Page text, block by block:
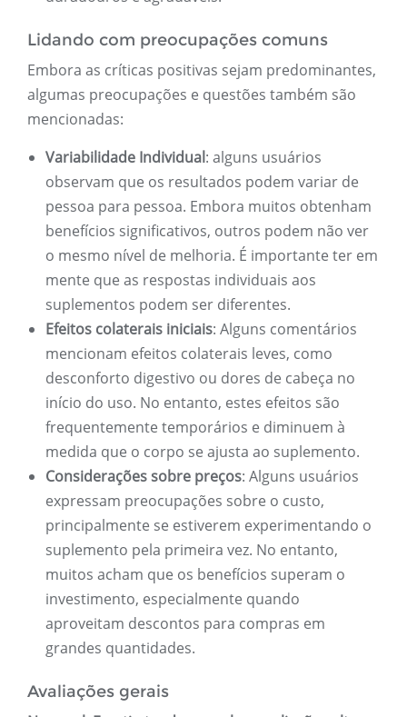
Lidando com preocupações comuns
Embora as críticas positivas sejam predominantes,
algumas preocupações e questões também são
mencionadas:
Variabilidade Individual: alguns usuários
observam que os resultados podem variar de
pessoa para pessoa. Embora muitos obtenham
benefícios significativos, outros podem não ver
o mesmo nível de melhoria. É importante ter em
mente que as respostas individuais aos
suplementos podem ser diferentes.
Efeitos colaterais iniciais: Alguns comentários
mencionam efeitos colaterais leves, como
desconforto digestivo ou dores de cabeça no
início do uso. No entanto, estes efeitos são
frequentemente temporários e diminuem à
medida que o corpo se ajusta ao suplemento.
Considerações sobre preços: Alguns usuários
expressam preocupações sobre o custo,
principalmente se estiverem experimentando o
suplemento pela primeira vez. No entanto,
muitos acham que os benefícios superam o
investimento, especialmente quando
aproveitam descontos para compras em
grandes quantidades.
Avaliações gerais